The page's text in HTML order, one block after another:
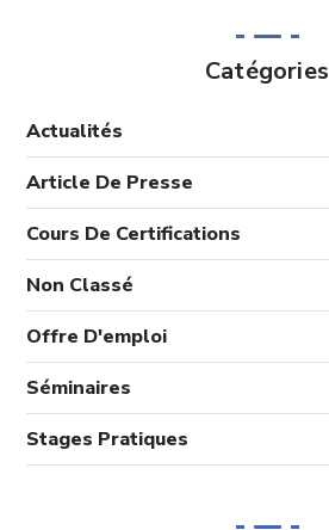
Catégories
Actualités
Article De Presse
Cours De Certifications
Non Classé
Offre D'emploi
Séminaires
Stages Pratiques